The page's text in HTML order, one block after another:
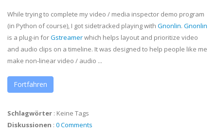
While trying to complete my video / media inspector demo program
(in Python of course), I got sidetracked playing with Gnonlin. Gnonlin
is a plug-in forGstreamerwhich helps layout and prioritize video
and audio clips on a timeline. It was designed to help people like me
make non-linear video / audio ...
Fortfahren
Schlagwörter : Keine Tags
Diskussionen : 0 Comments